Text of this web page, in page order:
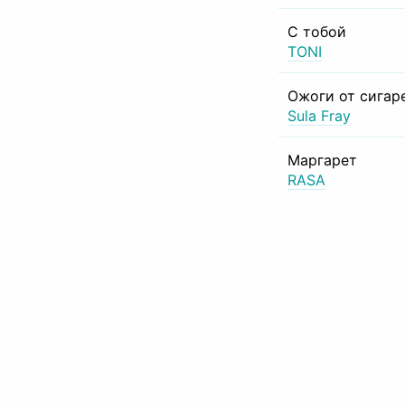
С тобой
TONI
Ожоги от
Sula Fray
Маргарет
RASA